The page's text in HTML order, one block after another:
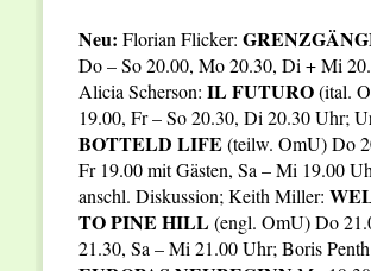
Neu: Florian Flicker:
Do – So 20.00, Mo 20.30, Di + Mi
Alicia Scherson: IL FUTURO(ital.
19.00, Fr – So 20.30, Di 20.30 Uhr;
BOTTELD LIFE (teilw. OmU) Do
Fr 19.00 mit Gästen, Sa – Mi 19.00
anschl. Diskussion; Keith Miller:
TO PINE HILL(engl. OmU)Do
21.30, Sa – Mi 21.00 Uhr; Boris